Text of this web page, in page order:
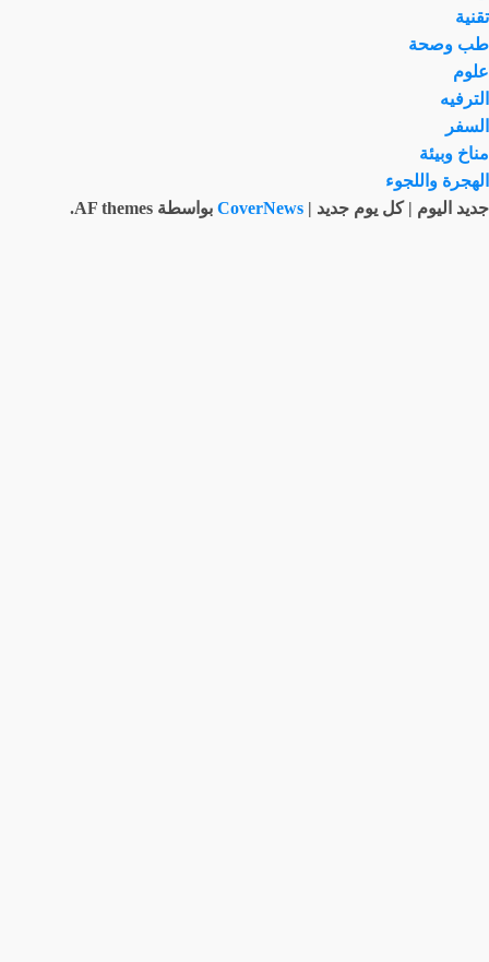
تقنية
طب وصحة
علوم
الترفيه
السفر
مناخ وبيئة
الهجرة واللجوء
جديد اليوم | كل يوم جديد |
CoverNews بواسطة AF themes.